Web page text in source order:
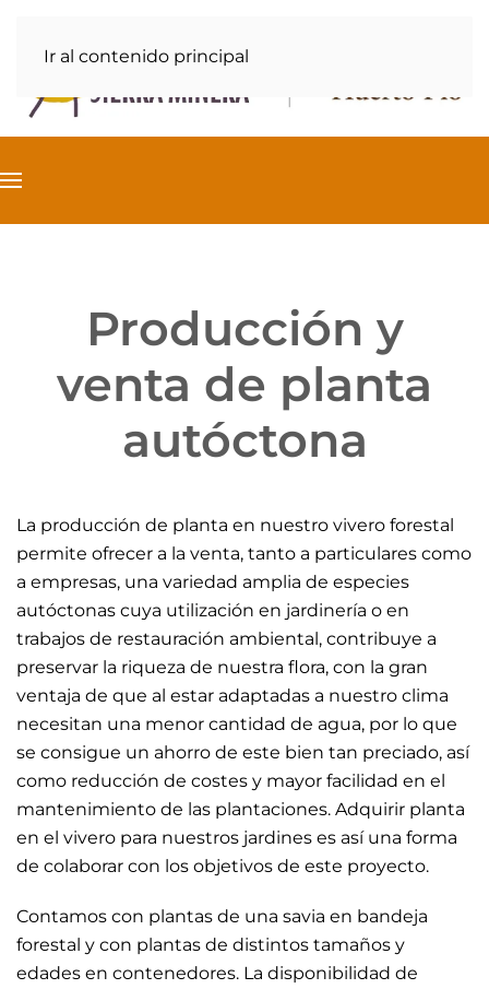
Ir al contenido principal
Producción y
venta de planta
autóctona
La producción de planta en nuestro vivero forestal
permite ofrecer a la venta, tanto a particulares como
a empresas, una variedad amplia de especies
autóctonas cuya utilización en jardinería o en
trabajos de restauración ambiental, contribuye a
preservar la riqueza de nuestra flora, con la gran
ventaja de que al estar adaptadas a nuestro clima
necesitan una menor cantidad de agua, por lo que
se consigue un ahorro de este bien tan preciado, así
como reducción de costes y mayor facilidad en el
mantenimiento de las plantaciones. Adquirir planta
en el vivero para nuestros jardines es así una forma
de colaborar con los objetivos de este proyecto.
Contamos con plantas de una savia en bandeja
forestal y con plantas de distintos tamaños y
edades en contenedores. La disponibilidad de